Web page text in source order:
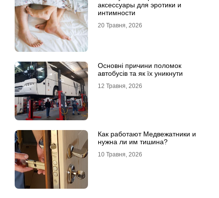
аксессуары для эротики и
интимности
20 Травня, 2026
Основні причини поломок
автобусів та як їх уникнути
12 Травня, 2026
Как работают Медвежатники и
нужна ли им тишина?
10 Травня, 2026